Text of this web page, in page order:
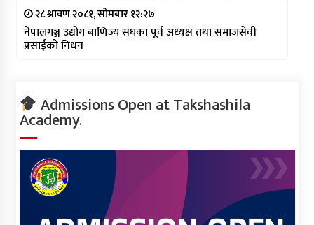
२८ श्रावण २०८१, सोमबार १२:२७
नेपालगञ्ज उद्योग बाणिज्य संघका पूर्व अध्यक्ष तथा समाजसेवी
प्रसाईको निधन
Admissions Open at Takshashila
Academy.